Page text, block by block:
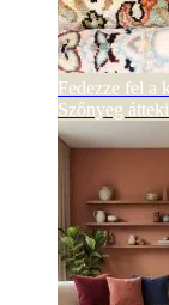
Fedezze fel a
Szőnyeg